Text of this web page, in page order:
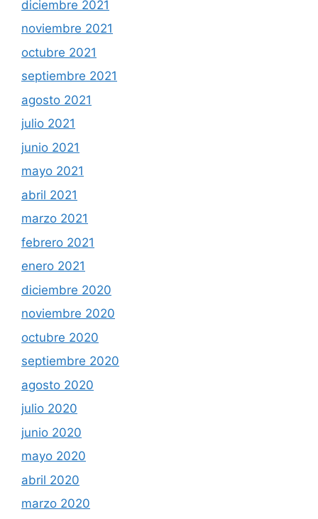
diciembre 2021
noviembre 2021
octubre 2021
septiembre 2021
agosto 2021
julio 2021
junio 2021
mayo 2021
abril 2021
marzo 2021
febrero 2021
enero 2021
diciembre 2020
noviembre 2020
octubre 2020
septiembre 2020
agosto 2020
julio 2020
junio 2020
mayo 2020
abril 2020
marzo 2020